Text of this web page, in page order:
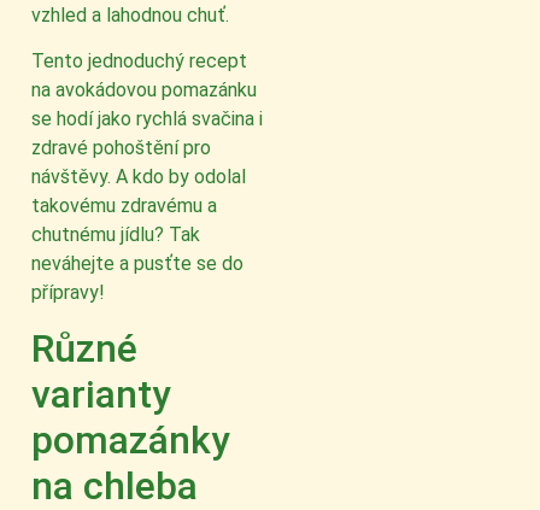
vzhled a lahodnou chuť.
Tento jednoduchý recept
na avokádovou pomazánku
se hodí jako rychlá svačina i
zdravé pohoštění pro
návštěvy. A kdo by odolal
takovému zdravému a
chutnému jídlu? Tak
neváhejte a pusťte se do
přípravy!
Různé
varianty
pomazánky
na chleba